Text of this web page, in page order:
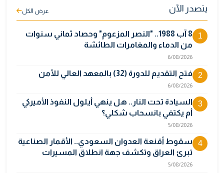
يتصدر الآن عرض الكل
1
8 آب 1988.. "النصر المزعوم" وحصاد ثماني سنوات
من الدماء والمغامرات الطائشة
6/08/2026
2 فتح التقديم للدورة (32) بالمعهد العالي للأمن
6/08/2026
3
السيادة تحت النار.. هل ينهي أيلول النفوذ الأميركي
أم يكتفي بانسحاب شكلي؟
5/08/2026
4
سقوط أقنعة العدوان السعودي.. الأقمار الصناعية
تبرئ العراق وتكشف جهة انطلاق المسيرات
5/08/2026